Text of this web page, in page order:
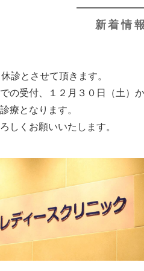
新着情報
診とさせて頂きます。
の受付、１２月３０日（土）
療となります。
しくお願いいたします。